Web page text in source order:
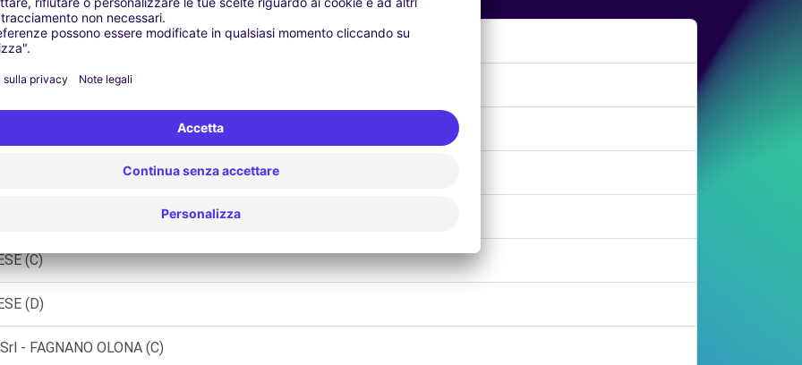
TRADATE (C)
SNC - GALLARATE (C)
(C)
(D)
- FAGNANO OLONA (C)